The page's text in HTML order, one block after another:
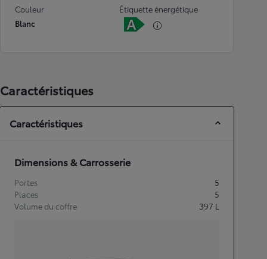
Couleur
Blanc
Étiquette énergétique
Caractéristiques
Caractéristiques
Dimensions & Carrosserie
Portes
5
Places
5
Volume du coffre
397 L